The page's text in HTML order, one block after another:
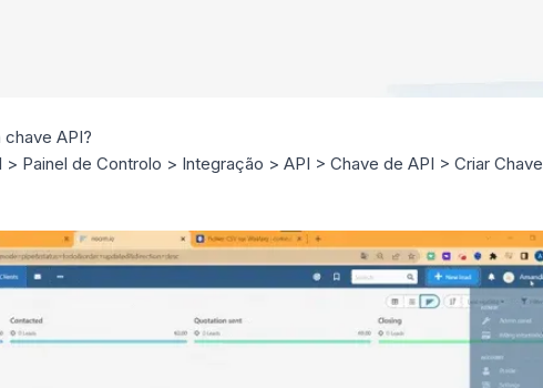
API?
> Painel de Controlo > Integração > API > Chave de API > Criar Chave